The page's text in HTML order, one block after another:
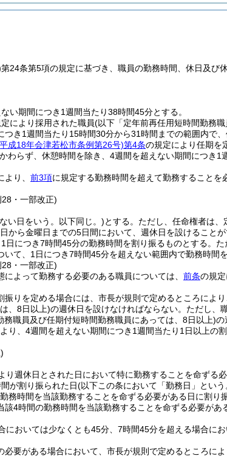
第24条第5項の規定に基づき、職員の勤務時間、休日及び
い期間につき1週間当たり38時間45分とする。
により採用された職員(以下「定年前再任用短時間勤務
き1週間当たり15時間30分から31時間までの範囲内で、
成18年会津若松市条例第26号)第4条の規定により任期を
わらず、休憩時間を除き、4週間を超えない期間につき
り、 前3項に規定する勤務時間を超えて勤務すること
・一部改正)
い日をいう。以下同じ。)とする。 ただし、任命権者は
ら金曜日までの5日間において、週休日を設けることが
につき7時間45分の勤務時間を割り振るものとする。 た
て、1日につき7時間45分を超えない範囲内で勤務時間
・一部改正)
よって勤務する必要のある職員については、 前条の規
りを定める場合には、市長が規則で定めるところによ
、8日以上)の週休日を設けなければならない。 ただし、
務職員及び任期付短時間勤務職員にあっては、8日以上)の
り、4週間を超えない期間につき1週間当たり1日以上の
り週休日とされた日において特に勤務することを命ずる
が割り振られた日(以下この条において「勤務日」という
務時間を当該勤務することを命ずる必要がある日に割り
4時間の勤務時間を当該勤務することを命ずる必要があ
おいては少なくとも45分、7時間45分を超える場合に
要がある場合において、市長が規則で定めるところによ